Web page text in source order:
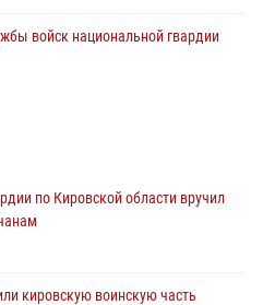
войск национальной гвардии
победителем открытого
по Кировской области вручил
кировскую воинскую часть